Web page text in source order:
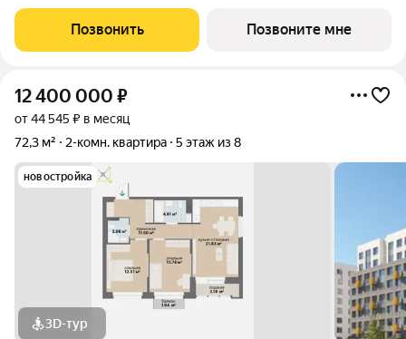
планировки: помимо стандартных, есть варианты с террасами,
антресолями,
Позвонить Позвоните мне
12 400 000 ₽
от 44 545 ₽ в месяц
72,3 м²
2-комн. квартира 5 этаж из 8
новостройка
3D-тур